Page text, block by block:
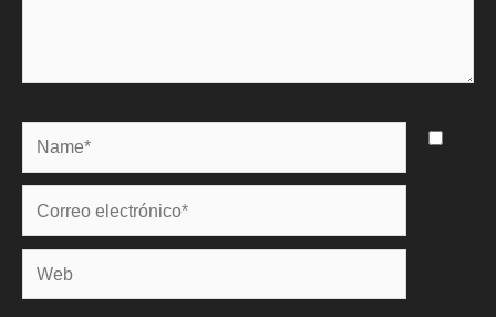
Name*
Correo
electrónico*
Web